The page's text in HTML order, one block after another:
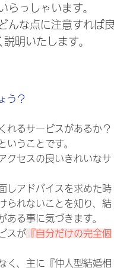
らっしゃいます。
な点に注意すれば
明いたします。
う？
るサービスがあるか？
うことです。
クセスの良いきれいなサ
しアドバイスを求めた時
られないことを知り、結
る事に気づきます。
スが 『自分だけの完全個
く、主に『仲人型結婚相